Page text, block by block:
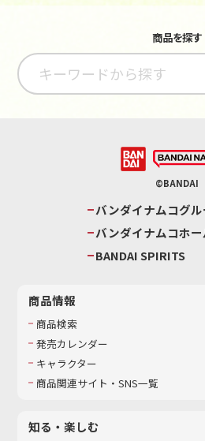
商品を探す
©BANDAI
バンダイナムコグ
バンダイナムコホ
BANDAI SPIRITS
商品情報
商品検索
発売カレンダー
キャラクター
商品関連サイト・SNS一覧
知る・楽しむ